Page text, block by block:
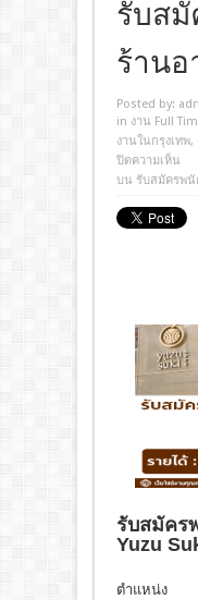
รับส
ร้านอา
Posted by:
in งาน Full
งานในกรุงเทพ,
ปิดความเห็น
บน รับสมัครพนั
รับสมัคร
Yuzu
ตำแหน่ง